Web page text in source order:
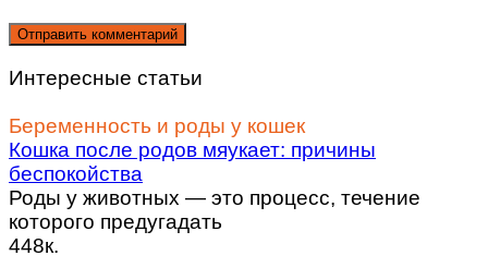
Интересные статьи
Беременность и роды у кошек
Кошка после родов мяукает: причины
беспокойства
Роды у животных — это процесс, течение
которого предугадать
448к.